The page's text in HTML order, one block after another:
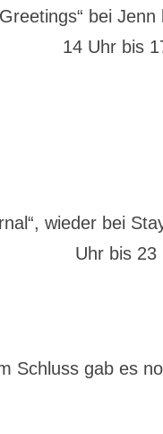
bei
14 Uhr bis
wieder bei
Uhr bis
Schluss gab es